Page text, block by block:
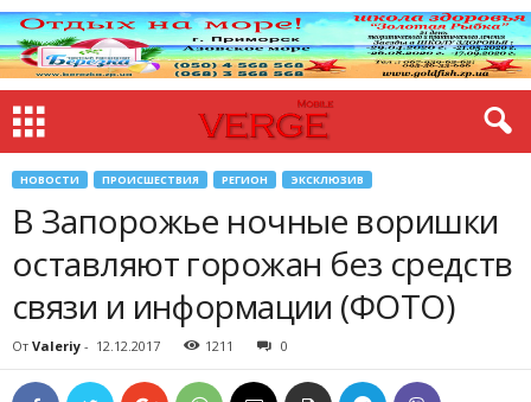
НОВОСТИ ПРОИСШЕСТВИЯ РЕГИОН ЭКСКЛЮЗИВ
В Запорожье ночные воришки
оставляют горожан без средств
связи и информации (ФОТО)
От Valeriy - 12.12.2017 1211 0